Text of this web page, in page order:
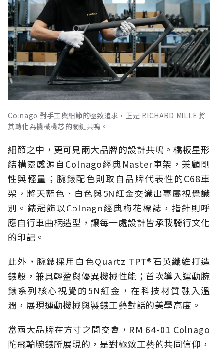
Colnago 對手工與細節的極致追求，正是 RICHARD MILLE 將
其轉化為機械機芯的關鍵共鳴。
細節之中，更可見兩大品牌的設計共鳴。橋板星形
結構靈感源自Colnago經典Master車架，兼顧剛
性與輕量；腕錶配色則取自品牌代表性的C68車
架，將天藍色、白色與5N紅金交織出專屬視覺識
別。錶冠飾以Colnago經典梅花標誌，指針則呼
應自行車曲柄造型，讓每一處設計皆承載騎行文化
的印記。
此外，腕錶採用白色Quartz TPT®石英纖維打造
錶殼，兼具輕盈與優異機械性能；首次導入運動腕
錶系列核心視覺的5N紅金，在科技材質融入溫
潤，展現運動機械與製錶工藝對話的美學高度。
當兩大品牌在方寸之間交會，RM 64-01 Colnago
陀飛輪腕錶所展現的，是對極致工藝的共同信仰，